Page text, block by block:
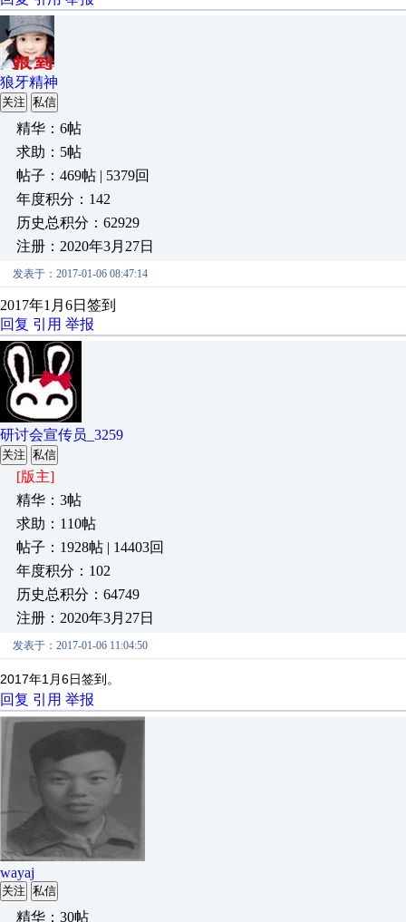
狼牙精神
关注 私信
精华：6帖
求助：5帖
帖子：469帖 | 5379回
年度积分：142
历史总积分：62929
注册：2020年3月27日
发表于：2017-01-06 08:47:14
2017年1月6日签到
回复 引用 举报
研讨会宣传员_3259
关注 私信
[版主]
精华：3帖
求助：110帖
帖子：1928帖 | 14403回
年度积分：102
历史总积分：64749
注册：2020年3月27日
发表于：2017-01-06 11:04:50
2017年1月6日签到。
回复 引用 举报
wayaj
关注 私信
精华：30帖